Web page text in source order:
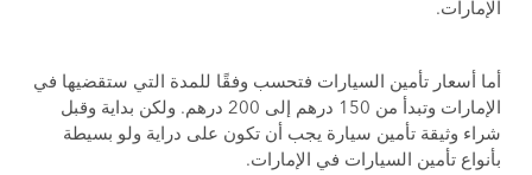
الإمارات.
أما أسعار تأمين السيارات فتحسب وفقًا للمدة التي ستقضيها في
الإمارات وتبدأ من 150 درهم إلى 200 درهم. ولكن بداية وقبل
شراء وثيقة تأمين سيارة يجب أن تكون على دراية ولو بسيطة
بأنواع تأمين السيارات في الإمارات.